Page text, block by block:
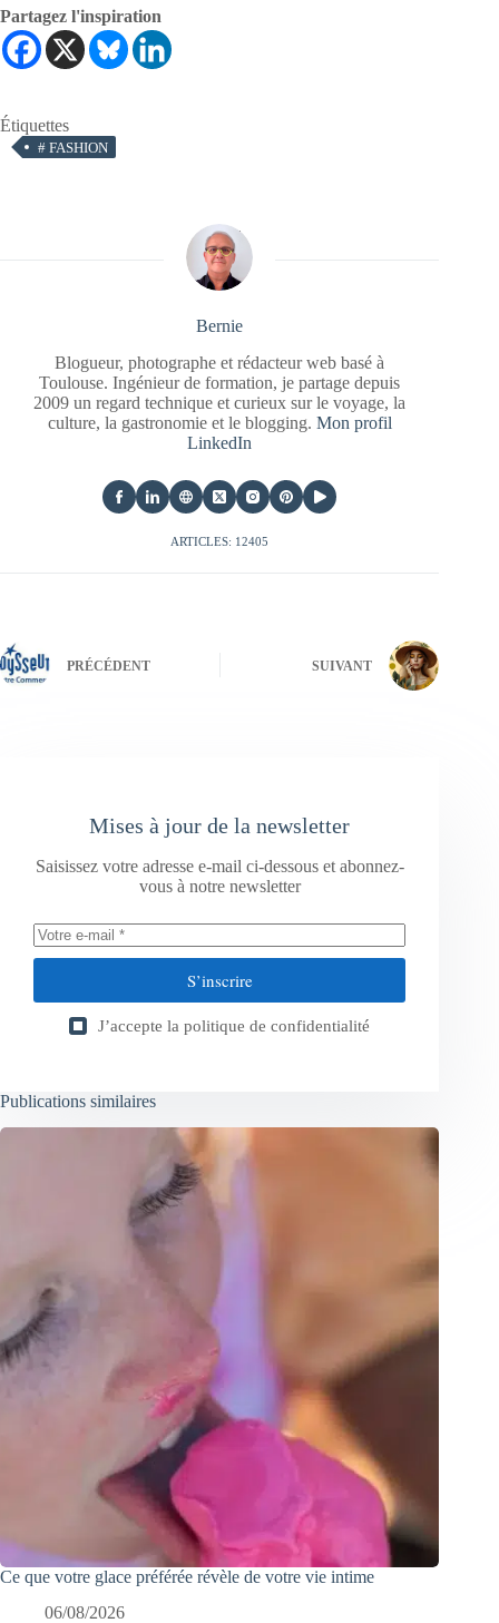
Partagez l'inspiration
Étiquettes
# FASHION
Bernie
Blogueur, photographe et rédacteur web basé à
Toulouse. Ingénieur de formation, je partage depuis
2009 un regard technique et curieux sur le voyage, la
culture, la gastronomie et le blogging. Mon profil
LinkedIn
ARTICLES: 12405
PRÉCÉDENT SUIVANT
Mises à jour de la newsletter
Saisissez votre adresse e-mail ci-dessous et abonnez-
vous à notre newsletter
S’inscrire
J’accepte la politique de confidentialité
Publications similaires
Ce que votre glace préférée révèle de votre vie intime
06/08/2026